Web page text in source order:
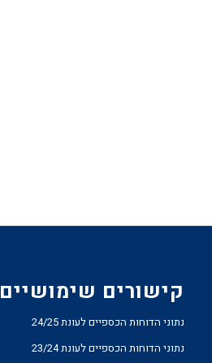
קישורים שימושיים
נתוני הדוחות הכספיים לעונת 24/25
נתוני הדוחות הכספיים לעונת 23/24